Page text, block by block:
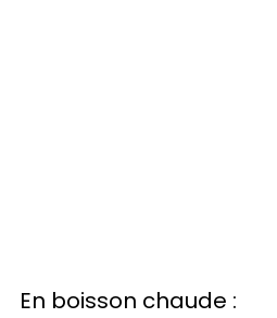
En boisson chaude :